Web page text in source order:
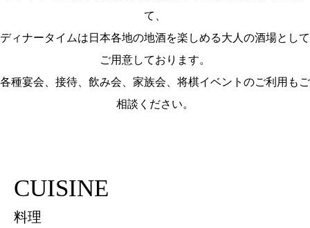
て、
ディナータイムは日本各地の地酒を楽しめる大人の酒場として
ご用意しております。
各種宴会、接待、飲み会、家族会、将棋イベントのご利用もご
相談ください。
CUISINE
料理